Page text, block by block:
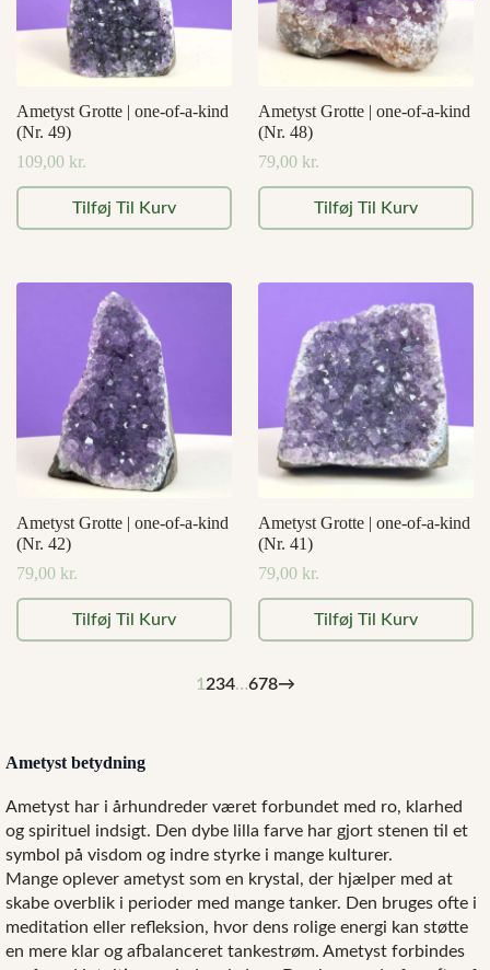
Ametyst Grotte | one-of-a-kind
(Nr. 49)
109,00 kr.
Tilføj Til Kurv
Ametyst Grotte | one-of-a-kind
(Nr. 48)
79,00 kr.
Tilføj Til Kurv
Ametyst Grotte | one-of-a-kind
(Nr. 42)
79,00 kr.
Tilføj Til Kurv
Ametyst Grotte | one-of-a-kind
(Nr. 41)
79,00 kr.
Tilføj Til Kurv
1234…678→
Ametyst betydning
Ametyst har i århundreder været forbundet med ro, klarhed
og spirituel indsigt. Den dybe lilla farve har gjort stenen til et
symbol på visdom og indre styrke i mange kulturer.
Mange oplever ametyst som en krystal, der hjælper med at
skabe overblik i perioder med mange tanker. Den bruges ofte i
meditation eller refleksion, hvor dens rolige energi kan støtte
en mere klar og afbalanceret tankestrøm. Ametyst forbindes